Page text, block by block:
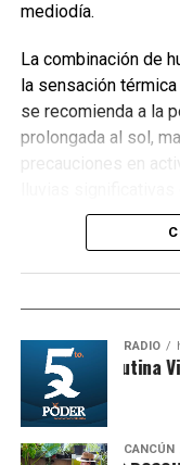
Únete al
Quinto
en tu
mediodía.
La combinación de
la sensación
se recomienda a la
prolongada al sol,
precauciones en
descartan
Benito
Solidaridad —
Tulum
Cozumel
RADIO
Sintesis Matutina
CANCÚN